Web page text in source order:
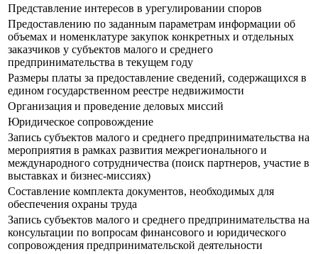
Представление интересов в урегулировании споров
Предоставлению по заданным параметрам информации об
объемах и номенклатуре закупок конкретных и отдельных
заказчиков у субъектов малого и среднего
предпринимательства в текущем году
Размеры платы за предоставление сведений, содержащихся в
едином государственном реестре недвижимости
Организация и проведение деловых миссий
Юридическое сопровождение
Запись субъектов малого и среднего предпринимательства на
мероприятия в рамках развития межрегионального и
международного сотрудничества (поиск партнеров, участие в
выставках и бизнес-миссиях)
Составление комплекта документов, необходимых для
обеспечения охраны труда
Запись субъектов малого и среднего предпринимательства на
консультации по вопросам финансового и юридического
сопровождения предпринимательской деятельности